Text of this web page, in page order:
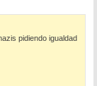
pidiendo igualdad